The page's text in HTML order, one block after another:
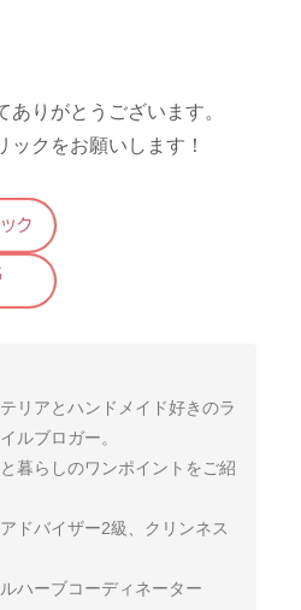
りがとうございます。
ックをお願いします！
リアとハンドメイド好きのラ
ルブロガー。
暮らしのワンポイントをご紹
ドバイザー2級、クリンネス
ハーブコーディネーター